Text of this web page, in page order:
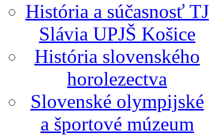
História a súčasnosť TJ
Slávia UPJŠ Košice
História slovenského
horolezectva
Slovenské olympijské
a športové múzeum